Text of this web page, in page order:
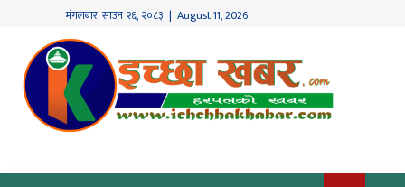
मंगलबार,साउन २६, २०८३ | August 11, 2026
गृहपृष्ठ
देश
/